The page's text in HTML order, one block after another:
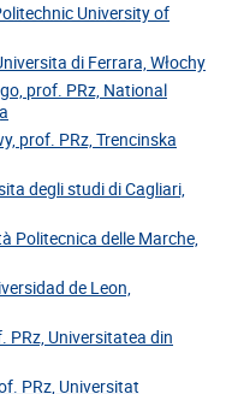
University of
di Ferrara, Włochy
prof. PRz, National
prof. PRz, Trencinska
degli studi di Cagliari,
Politecnica delle Marche,
de Leon,
PRz, Universitatea din
PRz, Universitat